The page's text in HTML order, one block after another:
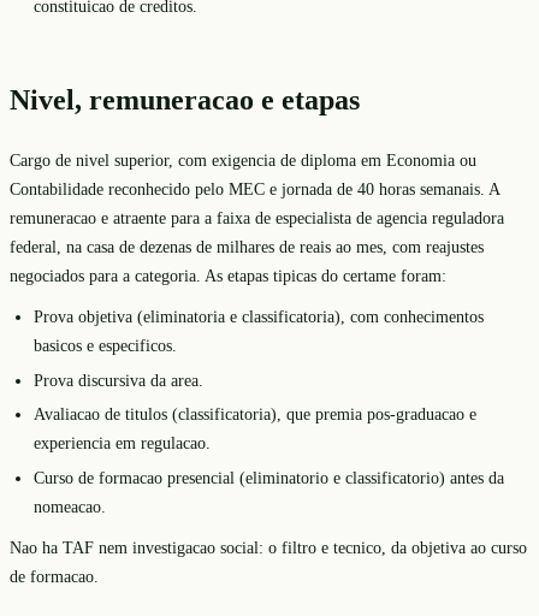
constituicao de creditos.
Nivel, remuneracao e etapas
Cargo de nivel superior, com exigencia de diploma em Economia ou
Contabilidade reconhecido pelo MEC e jornada de 40 horas semanais. A
remuneracao e atraente para a faixa de especialista de agencia reguladora
federal, na casa de dezenas de milhares de reais ao mes, com reajustes
negociados para a categoria. As etapas tipicas do certame foram:
Prova objetiva (eliminatoria e classificatoria), com conhecimentos
basicos e especificos.
Prova discursiva da area.
Avaliacao de titulos (classificatoria), que premia pos-graduacao e
experiencia em regulacao.
Curso de formacao presencial (eliminatorio e classificatorio) antes da
nomeacao.
Nao ha TAF nem investigacao social: o filtro e tecnico, da objetiva ao curso
de formacao.